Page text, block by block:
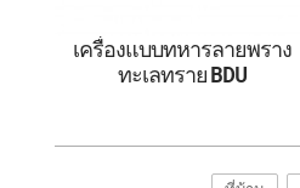
เครื่องแบบทหารอินทรี BDU
เครื่องแบบทหารลายพราง
ทะเลทราย BDU